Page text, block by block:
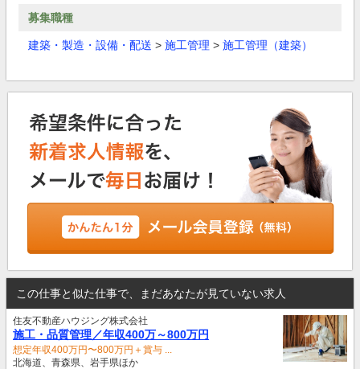
募集職種
建築・製造・設備・配送 > 施工管理 > 施工管理（建築）
この仕事と似た仕事で、まだあなたが見ていない求人
住友不動産ハウジング株式会社
施⼯・品質管理／年収400万～800万円
想定年収400万円〜800万円＋賞与 ...
北海道、青森県、岩手県ほか